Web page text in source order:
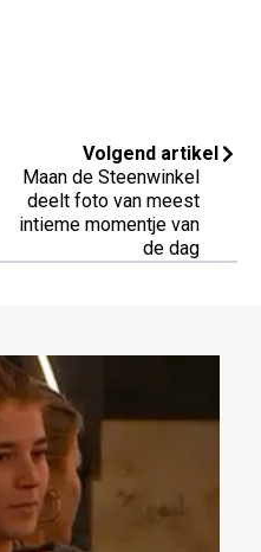
Volgend artikel
Maan de Steenwinkel
deelt foto van meest
intieme momentje van
de dag